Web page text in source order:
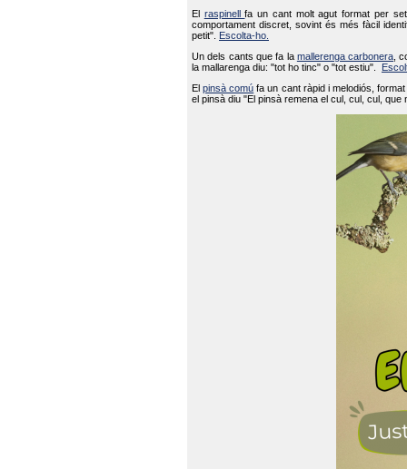
El raspinellfa un cant molt agut format per
comportament discret, sovint és més fàcil
petit".
Escolta-ho.
Un dels cants que fa la mallerenga carbonera ,
la mallarenga diu: "tot ho tinc" o "tot estiu".
Elpinsà comú fa un cant ràpid i melodiós,
el pinsà diu "El pinsà remena el cul, cul, cul,